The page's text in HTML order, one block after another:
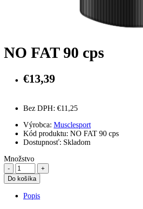
NO FAT 90 cps
€13,39
Bez DPH: €11,25
Výrobca: Musclesport
Kód produktu: NO FAT 90 cps
Dostupnosť: Skladom
Množstvo
Do košíka
Popis